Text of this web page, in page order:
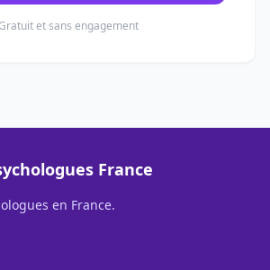
et sans engagement
France
en France.